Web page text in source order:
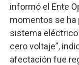
informó el Ente
momentos se ha
sistema eléctrico
cero voltaje”,
afectación fue